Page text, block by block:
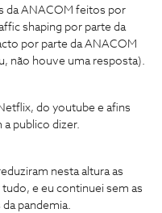
da ANACOM feitos por
shaping por parte da
por parte da ANACOM
não houve uma resposta).
do youtube e afins
publico dizer.
nesta altura as
e eu continuei sem as
pandemia.